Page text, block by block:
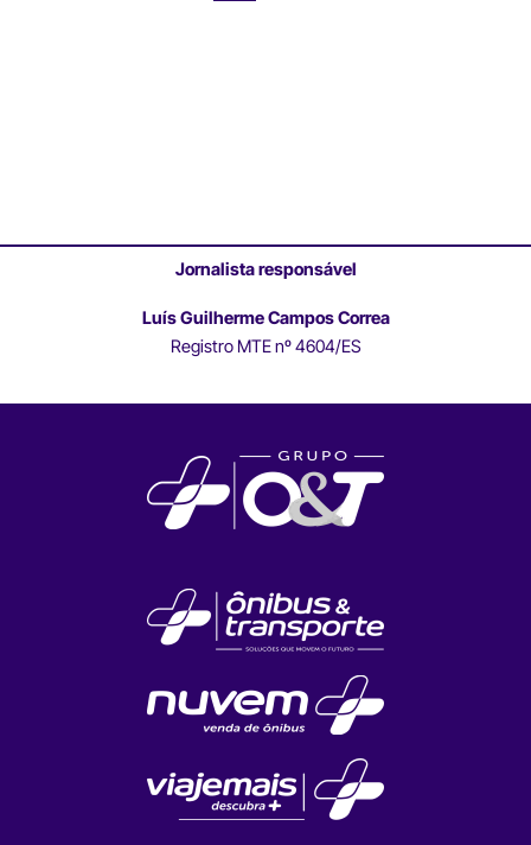
Jornalista responsável
Luís Guilherme Campos Correa
Registro MTE nº 4604/ES